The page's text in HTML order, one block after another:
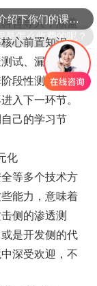
普导入，涵盖
心前置知识；
试、漏洞分
段性测评，及
入下一环节。
己的学习节
化
等多个技术方
能力，意味着
侧的渗透测
是开发侧的代
深受欢迎，不
是怎么收费的呢？